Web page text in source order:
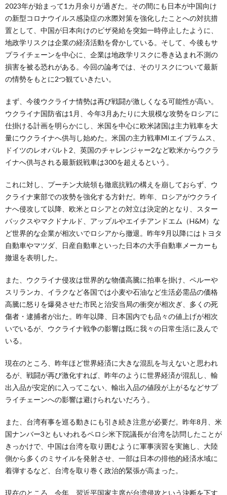
2023年が始まって1カ月余りが過ぎた。その間にも日本が中国向け
の新型コロナウイルス感染症の水際対策を強化したことへの対抗措
置として、中国が日本向けのビザ発給を突如一時停止したように、
地政学リスクは企業の経済活動を脅かしている。そして、今後もサ
プライチェーンを中心に、企業は地政学リスクに巻き込まれ不測の
損害を被る恐れがある。今回の論考では、そのリスクについて最新
の情勢をもとに2つ観ていきたい。
まず、今後ウクライナ情勢は再び戦闘が激しくなる可能性が高い。
ウクライナ国防省は1月、今年3月あたりに大規模な攻勢をロシアに
仕掛ける計画を明らかにし、米国を中心に欧米諸国は主力戦車を大
量にウクライナへ供与し始めた。米国の主力戦車MIエイブラムス、
ドイツのレオパルト2、英国のチャレンジャー2など欧米からウクラ
イナへ供与される最新鋭戦車は300を超えるという。
これに対し、プーチン大統領も徹底抗戦の構えを崩しておらず、ウ
クライナ東部での攻勢を強化する方針だ。昨年、ロシアがウクライ
ナへ侵攻して以降、欧米とロシアとの対立は決定的となり、スター
バックスやマクドナルド、アップルやエイチアンドエム（H&M）な
ど世界的な企業が相次いでロシアから撤退。昨年9月以降にはトヨタ
自動車やマツダ、日産自動車といった日本の大手自動車メーカーも
撤退を表明した。
また、ウクライナ侵攻は世界的な物価高騰に拍車を掛け、ペルーや
スリランカ、イラクなど各国では小麦や石油など生活必需品の価格
高騰に怒りを爆発させた市民と治安当局の衝突が相次ぎ、多くの死
傷者・逮捕者が出た。昨年以降、日本国内でも品々の値上げが相次
いでいるが、ウクライナ戦争の影響は既に我々の日常生活に及んで
いる。
現在のところ、昨年ほど世界経済に大きな混乱を与えないと思われ
るが、戦闘が再び激化すれば、昨年のように世界経済が混乱し、輸
出入品が安定的に入ってこない、輸出入品の値段が上がるなどサプ
ライチェーンへの影響は避けられないだろう。
また、台湾有事を巡る動きにも引き続き注意が必要だ。昨年8月、米
国ナンバー3ともいわれるペロシ米下院議長が台湾を訪問したことが
きっかけで、中国は台湾を取り囲むように軍事演習を実施し、大陸
側から多くのミサイルを発射させ、一部は日本の排他的経済水域に
着弾するなど、台湾を取り巻く政治的緊張が高まった。
現在のところ、今年、習近平国家主席が台湾侵攻という決断を下す